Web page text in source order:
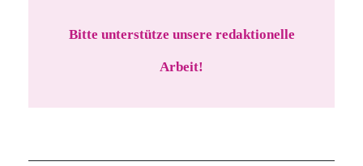
Bitte unterstütze unsere redaktionelle
Arbeit!